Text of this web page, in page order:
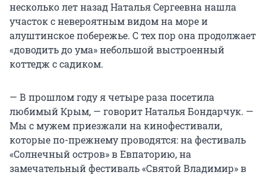
несколько лет назад Наталья Сергеевна нашла
участок с невероятным видом на море и
алуштинское побережье. С тех пор она продолжает
«доводить до ума» небольшой выстроенный
коттедж с садиком.
— В прошлом году я четыре раза посетила
любимый Крым, — говорит Наталья Бондарчук. —
Мы с мужем приезжали на кинофестивали,
которые по-прежнему проводятся: на фестиваль
«Солнечный остров» в Евпаторию, на
замечательный фестиваль «Святой Владимир» в